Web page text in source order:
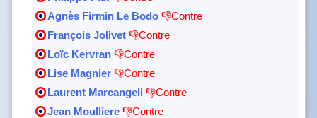
Agnès Firmin Le Bodo 👎Contre
François Jolivet 👎Contre
Loïc Kervran 👎Contre
Lise Magnier 👎Contre
Laurent Marcangeli 👎Contre
Jean Moulliere 👎Contre